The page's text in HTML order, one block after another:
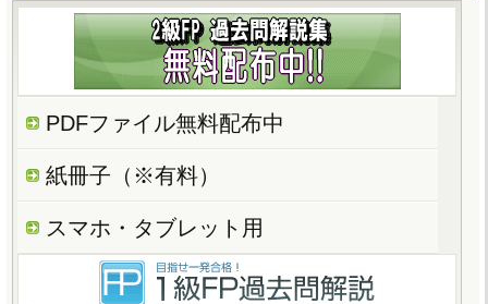
PDFファイル無料配布中
紙冊子（※有料）
スマホ・タブレット用